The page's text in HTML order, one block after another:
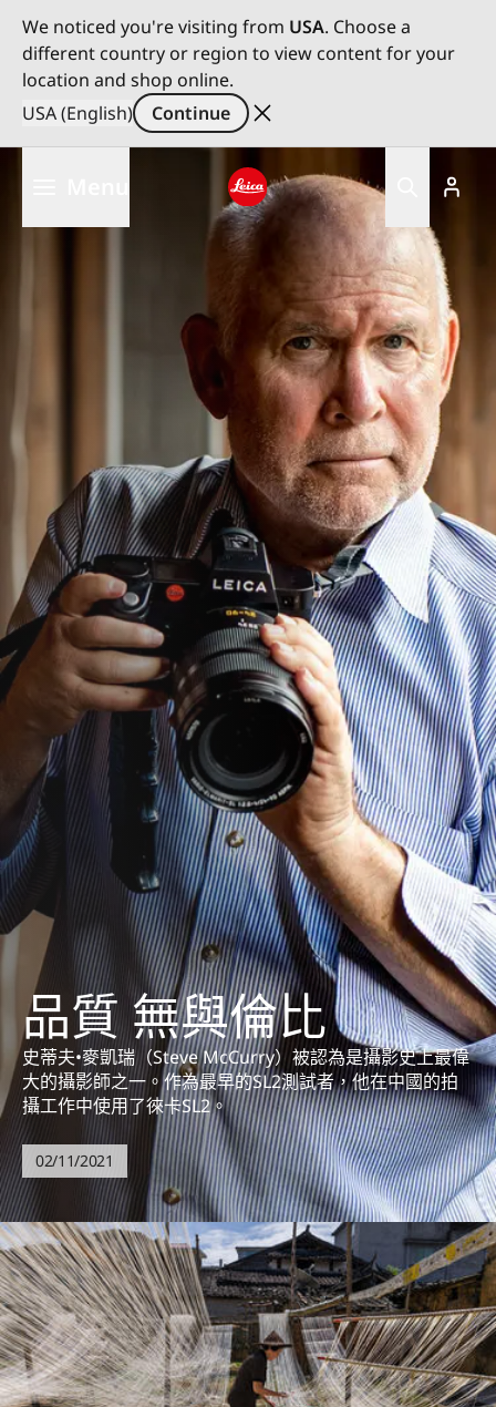
We noticed you're visiting from USA. Choose a
different country or region to view content for your
location and shop online.
USA (English)
Continue
Leica logo - Home
品質 無與倫比
史蒂夫•麥凱瑞（Steve McCurry）被認為是攝影史上最偉
大的攝影師之一。作為最早的SL2測試者，他在中國的拍
攝工作中使用了徠卡SL2。
02/11/2021